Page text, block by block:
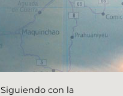
Siguiendo con la